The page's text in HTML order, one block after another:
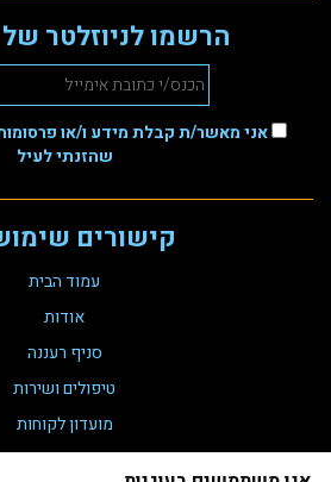
קישורים
עמוד הבית
אודות
סניף רעננה
טיפולים ושירות
מועדון לקוחות
צור קשר
הרשמו לניוזלטר של Offpiste
אני מאשר/ת קבלת מידע ו/או
שהזנתי לעיל